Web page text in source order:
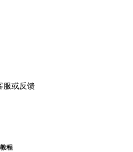
服或反馈
程